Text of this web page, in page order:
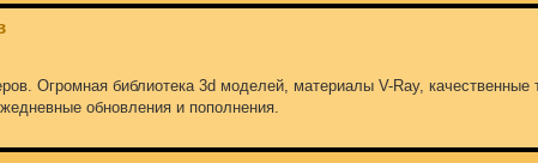
Огромная библиотека 3d моделей, материалы V-Ray,
обновления и пополнения.